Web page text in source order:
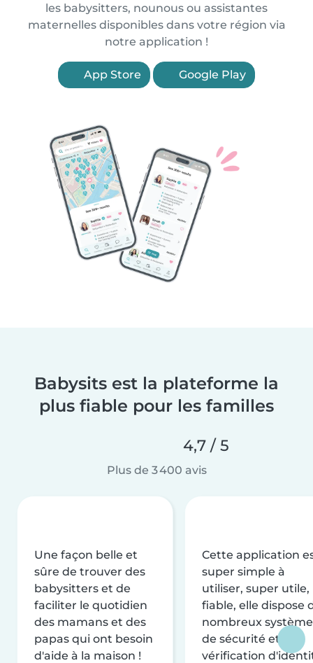
les babysitters, nounous ou assistantes
maternelles disponibles dans votre région via
notre application !
App Store Google Play
Babysits est la plateforme la
plus fiable pour les familles
4,7 / 5
Plus de 3 400 avis
Une façon belle et
sûre de trouver des
babysitters et de
faciliter le quotidien
des mamans et des
papas qui ont besoin
d'aide à la maison !
Cette application
super simple à
utiliser, super utile,
fiable, elle dispose
nombreux
de sécurité et de
vérification